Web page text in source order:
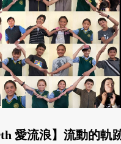
愛流浪】流動的軌